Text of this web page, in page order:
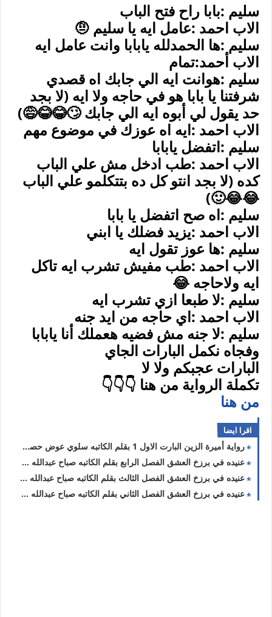
سليم :بابا راح فتح الباب
الاب احمد :عامل ايه يا سليم 🤨
سليم :ها الحمدلله يابابا وانت عامل ايه
الاب أحمد:تمام
سليم :هوانت ايه الي جابك اه قصدي
شرفتنا يا بابا هو في حاجه ولا ايه (لا بجد
حد يقول لي أبوه ايه الي جابك 🙄😂😂😅)
الاب احمد :ايه اه عوزك في موضوع مهم
سليم :اتفضل يابابا
الاب احمد :طب ادخل مش علي الباب
كده (لا بجد انتو كل ده بتتكلمو علي الباب
😂😂🙂)
سليم :اه صح اتفضل يا بابا
الاب احمد :يزيد فضلك يا ابني
سليم :ها عوز تقول ايه
الاب احمد :طب مفيش تشرب ايه تاكل
ايه ولاحاجه 😂
سليم :لا طبعا ازي تشرب ايه
الاب احمد :اي حاجه من ايد جنه
سليم :لا جنه مش فضيه هعملك أنا يابابا
وفجاه نكمل البارات الجاي
البارات عجبكم ولا لا
تكملة الرواية من هنا 👇👇👇
من هنا
اقرا ايضا
رواية أميرة الزين البارت الاول 1 بقلم الكاتبه سلوي عوض حصريه وجديده
عنيده في برزخ العشق الفصل الرابع بقلم الكاتبه صباح عبدالله حصريه وجديده
عنيده في برزخ العشق الفصل الثالث بقلم الكاتبه صباح عبدالله حصريه وجديده
عنيده في برزخ العشق الفصل الثاني بقلم الكاتبه صباح عبدالله حصريه وجديده